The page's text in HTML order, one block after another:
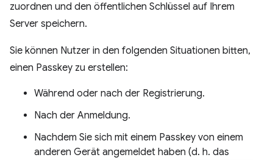
zuordnen und den öffentlichen Schlüssel auf Ihrem
Server speichern.
Sie können Nutzer in den folgenden Situationen bitten,
einen Passkey zu erstellen:
Während oder nach der Registrierung.
Nach der Anmeldung.
Nachdem Sie sich mit einem Passkey von einem
anderen Gerät angemeldet haben (d. h. das